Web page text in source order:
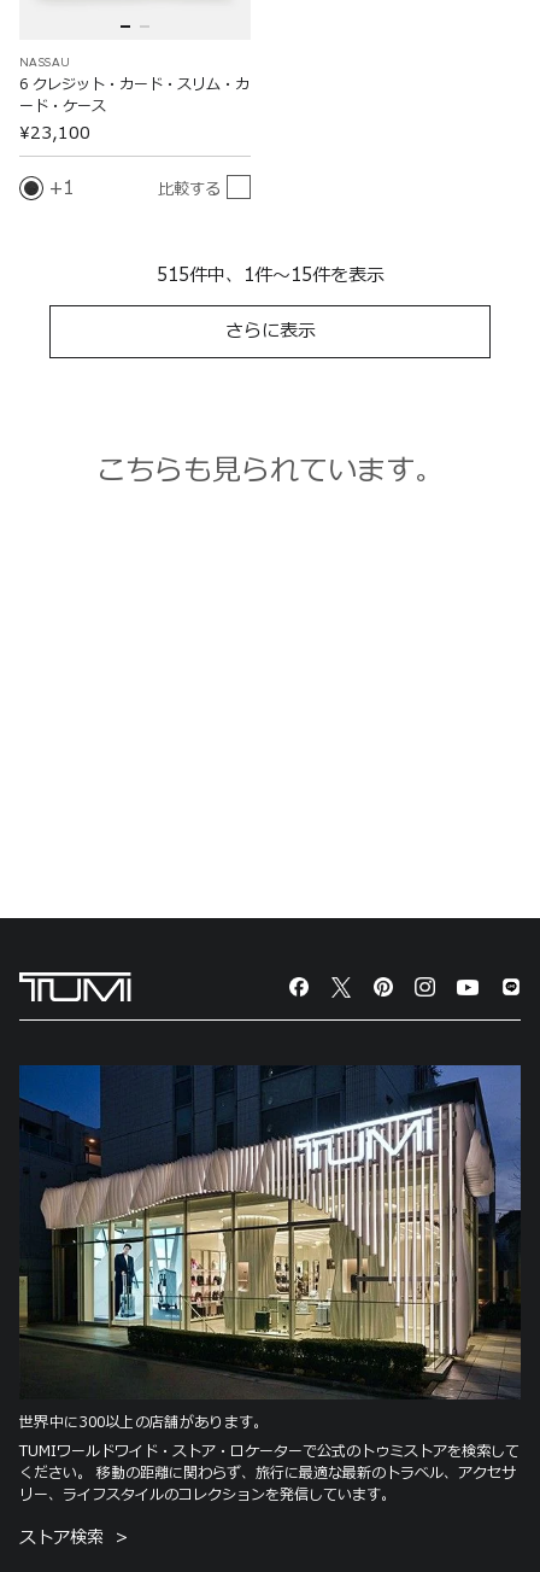
NASSAU
6 クレジット・カード・スリム・カ
ード・ケース
¥23,100
1 比較する
515件中、1件～15件を表示
さらに表示
こちらも見られています。
世界中に300以上の店舗があります。
TUMIワールドワイド・ストア・ロケーターで公式のトゥミストアを検索して
ください。 移動の距離に関わらず、旅行に最適な最新のトラベル、アクセサ
リー、ライフスタイルのコレクションを発信しています。
ストア検索